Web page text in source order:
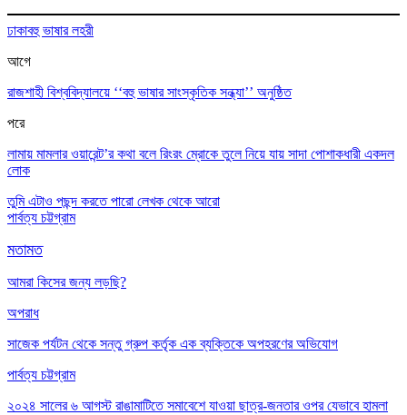
ঢাকাবহু ভাষার লহরী
আগে
রাজশাহী বিশ্ববিদ্যালয়ে ‘‘বহু ভাষার সাংস্কৃতিক সন্ধ্যা’’ অনুষ্ঠিত
পরে
লামায় মামলার ওয়ারেন্ট’র কথা বলে রিংরং ম্রোকে তুলে নিয়ে যায় সাদা পোশাকধারী একদল
লোক
তুমি এটাও পছন্দ করতে পারো লেখক থেকে আরো
পার্বত্য চট্টগ্রাম
মতামত
আমরা কিসের জন্য লড়ছি?
অপরাধ
সাজেক পর্যটন থেকে সন্তু গ্রুপ কর্তৃক এক ব্যক্তিকে অপহরণের অভিযোগ
পার্বত্য চট্টগ্রাম
২০২৪ সালের ৬ আগস্ট রাঙামাটিতে সমাবেশে যাওয়া ছাত্র-জনতার ওপর যেভাবে হামলা